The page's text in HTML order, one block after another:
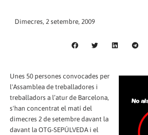
Dimecres, 2 setembre, 2009
Unes 50 persones convocades per
l'Assamblea de treballadores i
treballadors a l’atur de Barcelona,
s'han concentrat el matí del
dimecres 2 de setembre davant la
davant la OTG-SEPÚLVEDA i el